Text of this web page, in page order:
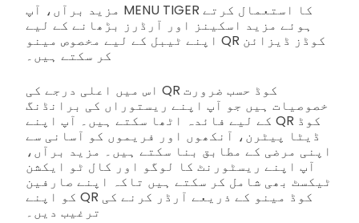
مزید برآں، آپ MENU TIGER کا استعمال کرتے
ہوئے مزید اسکینز اور آرڈرز بڑھانے کے لیے
اپنے ٹیبل کے لیے مخصوص مینو QR کوڈز ڈیزائن
کر سکتے ہیں۔
اس میں اعلی درجے کی QR کوڈ حسب ضرورت
خصوصیات ہیں جو آپ اپنے ریستوراں کی برانڈنگ
کے لیے فائدہ اٹھا سکتے ہیں۔ آپ اپنے QR کوڈ
ڈیٹا پیٹرن، آنکھوں اور فریموں کو آسانی سے
اپنی مرضی کے مطابق بنا سکتے ہیں۔ مزید برآں،
آپ اپنے ریسٹورنٹ کا لوگو اور کال ٹو ایکشن
ٹیکسٹ بھی شامل کر سکتے ہیں تاکہ اپنے صارفین
کو اپنے QR کوڈ مینو کے ذریعے آرڈر کرنے کی
ترغیب دیں۔